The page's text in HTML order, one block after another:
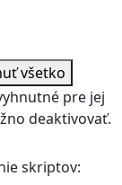
všetko
pre jej
deaktivovať.
skriptov: